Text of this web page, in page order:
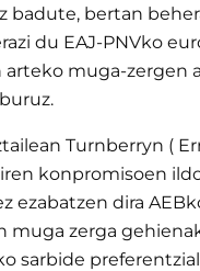
badute, bertan
du EAJ-PNVko
arteko muga-zergen
Turnberryn (
konpromisoen
ezabatzen dira
muga zerga
sarbide